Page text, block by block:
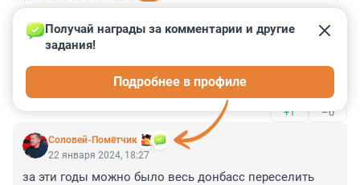
Гость
22 января 2024, 21:09
помнится тут кто-то громко хахатался над
+1 –0
Соловей-Помётчик
Получай награды за комментарии и другие
задания!
Подробнее в профиле
22 января 2024, 18:27
за эти годы можно было весь донбасс переселить